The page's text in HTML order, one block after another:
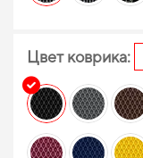
Цвет коврика: